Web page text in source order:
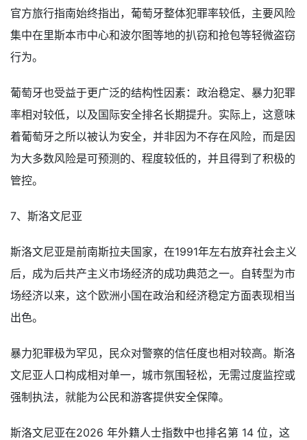
官方旅行指南始终指出，葡萄牙整体犯罪率较低，主要风险
集中在里斯本市中心和波尔图等地的扒窃和抢包等轻微盗窃
行为。
葡萄牙也受益于更广泛的结构性因素：政治稳定、暴力犯罪
率相对较低，以及国际安全排名长期提升。实际上，这意味
着葡萄牙之所以被认为安全，并非因为不存在风险，而是因
为大多数风险是可预测的、程度较低的，并且得到了积极的
管控。
7、斯洛文尼亚
斯洛文尼亚是前南斯拉夫国家，在1991年左右放弃社会主义
后，成为后共产主义市场经济的成功典范之一。自转型为市
场经济以来，这个欧洲小国在政治和经济稳定方面表现相当
出色。
暴力犯罪极为罕见，民众对警察的信任度也相对较高。斯洛
文尼亚人口构成相对单一，城市氛围轻松，无需过度监控或
强制执法，就能为公民和游客提供安全保障。
斯洛文尼亚在2026 年外籍人士指数中也排名第 14 位，这